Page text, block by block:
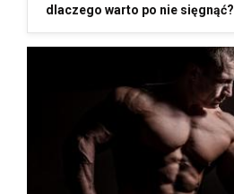
dlaczego warto po nie sięgnąć?